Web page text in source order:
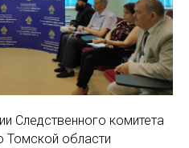
Следственного комитета
Томской области